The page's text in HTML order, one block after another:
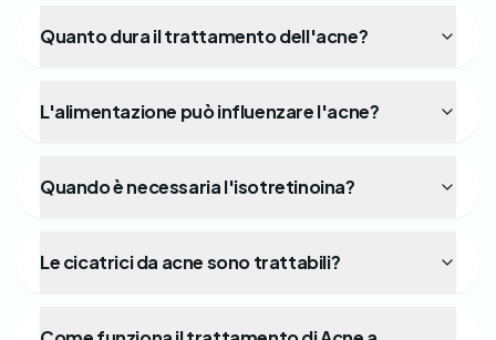
Quanto dura il trattamento dell'acne?
L'alimentazione può influenzare l'acne?
Quando è necessaria l'isotretinoina?
Le cicatrici da acne sono trattabili?